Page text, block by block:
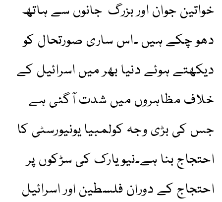
خواتین جوان اور بزرگ جانوں سے ہاتھ
دھو چکے ہیں ۔اس ساری صورتحال کو
دیکھتے ہوئے دنیا بھر میں اسرائیل کے
خلاف مظاہروں میں شدت آگئی ہے
جس کی بڑی وجہ کولمبیا یونیورسٹی کا
احتجاج بنا ہے۔نیویارک کی سڑکوں پر
احتجاج کے دوران فلسطین اور اسرائیل